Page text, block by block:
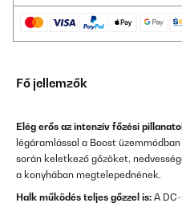
Fő jellemzők
Elég erős az intenzív főzési
légáramlással a Boost
során keletkező gőzöket,
a konyhában megtelepednének.
Halk működés teljes gőzzel is: A